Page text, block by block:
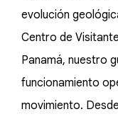
evolución
Centro de
Panamá, nuestro
funcionamiento
movimiento.